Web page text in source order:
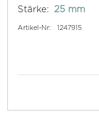
Stärke:
25 mm
Artikel-Nr: 1247915